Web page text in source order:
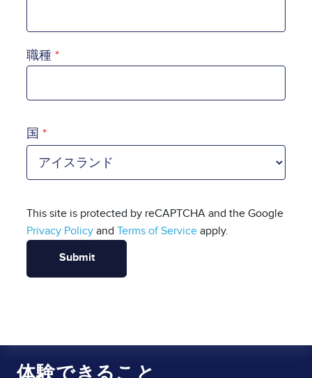
職種
国
This site is protected by reCAPTCHA and the Google
Privacy Policy and Terms of Service apply.
体験できること